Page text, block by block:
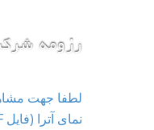
رزومه
لطفا جهت